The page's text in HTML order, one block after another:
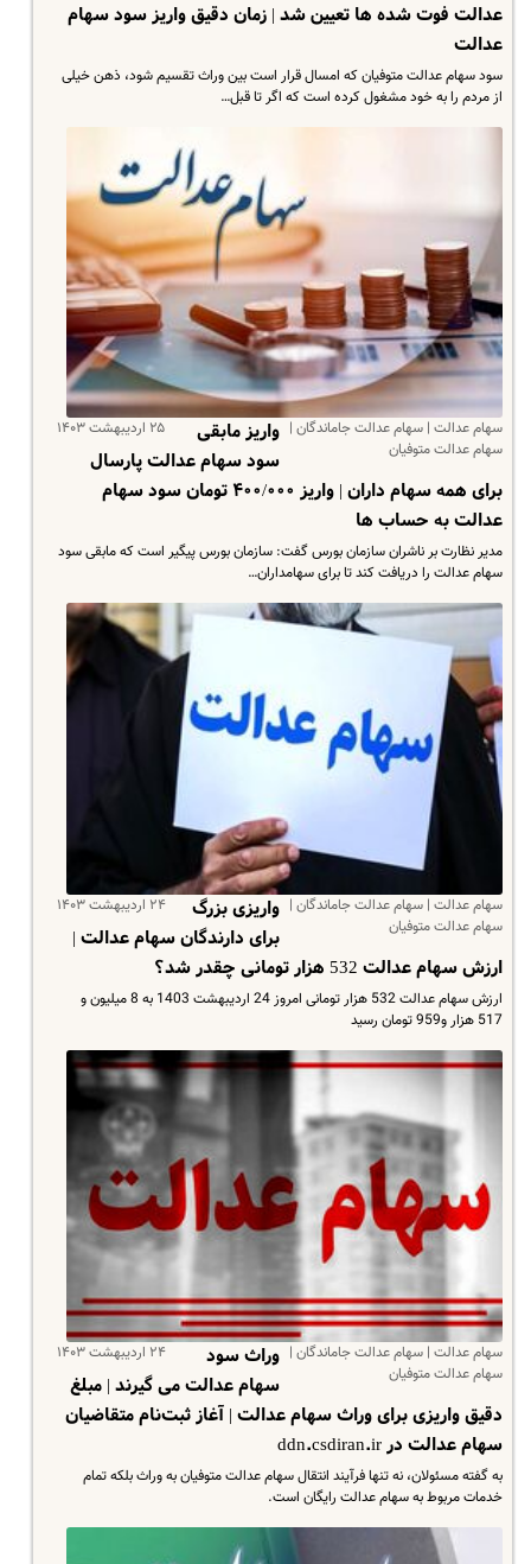
عدالت فوت شده ها تعیین شد | زمان دقیق واریز سود سهام
عدالت
سود سهام عدالت متوفیان که امسال قرار است بین وراث تقسیم شود، ذهن خیلی
از مردم را به خود مشغول کرده است که اگر تا قبل…
سهام عدالت | سهام عدالت جاماندگان |
سهام عدالت متوفیان
۲۵ اردیبهشت ۱۴۰۳
واریز مابقی
سود سهام عدالت پارسال
برای همه سهام داران | واریز ۴۰۰/۰۰۰ تومان سود سهام
عدالت به حساب ها
مدیر نظارت بر ناشران سازمان بورس گفت: سازمان بورس پیگیر است که مابقی سود
سهام عدالت را دریافت کند تا برای سهامداران…
سهام عدالت | سهام عدالت جاماندگان |
سهام عدالت متوفیان
۲۴ اردیبهشت ۱۴۰۳
واریزی بزرگ
برای دارندگان سهام عدالت |
ارزش سهام عدالت 532 هزار تومانی چقدر شد؟
ارزش سهام عدالت 532 هزار تومانی امروز 24 اردیبهشت 1403 به 8 میلیون و
517 هزار و959 تومان رسید
سهام عدالت | سهام عدالت جاماندگان |
سهام عدالت متوفیان
۲۴ اردیبهشت ۱۴۰۳
وراث سود
سهام عدالت می گیرند | مبلغ
دقیق واریزی برای وراث سهام عدالت | آغاز ثبت‌نام متقاضیان
سهام عدالت در ddn.csdiran.ir
به گفته مسئولان، نه تنها فرآیند انتقال سهام عدالت متوفیان به وراث بلکه تمام
خدمات مربوط به سهام عدالت رایگان است.